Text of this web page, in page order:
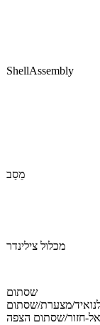
ShellAssembly
מֵסַב
מכלול צילינדר
שסתום
מצערת/שסתום
אל-חזור/שסתום הצפה